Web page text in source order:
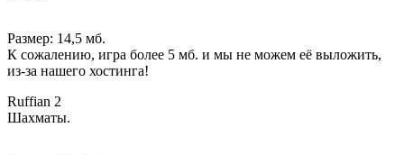
Размер: 14,5 мб.
К сожалению, игра более 5 мб. и мы не можем её выложить,
из-за нашего хостинга!
Ruffian 2
Шахматы.